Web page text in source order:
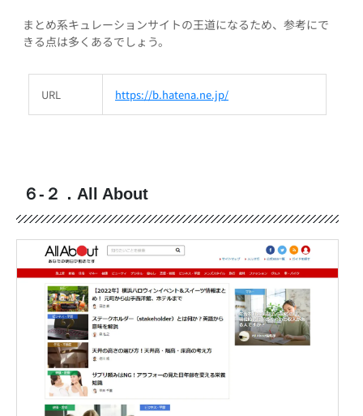
まとめ系キュレーションサイトの王道になるため、参考にで
きる点は多くあるでしょう。
URL https://b.hatena.ne.jp/
６-２．All About